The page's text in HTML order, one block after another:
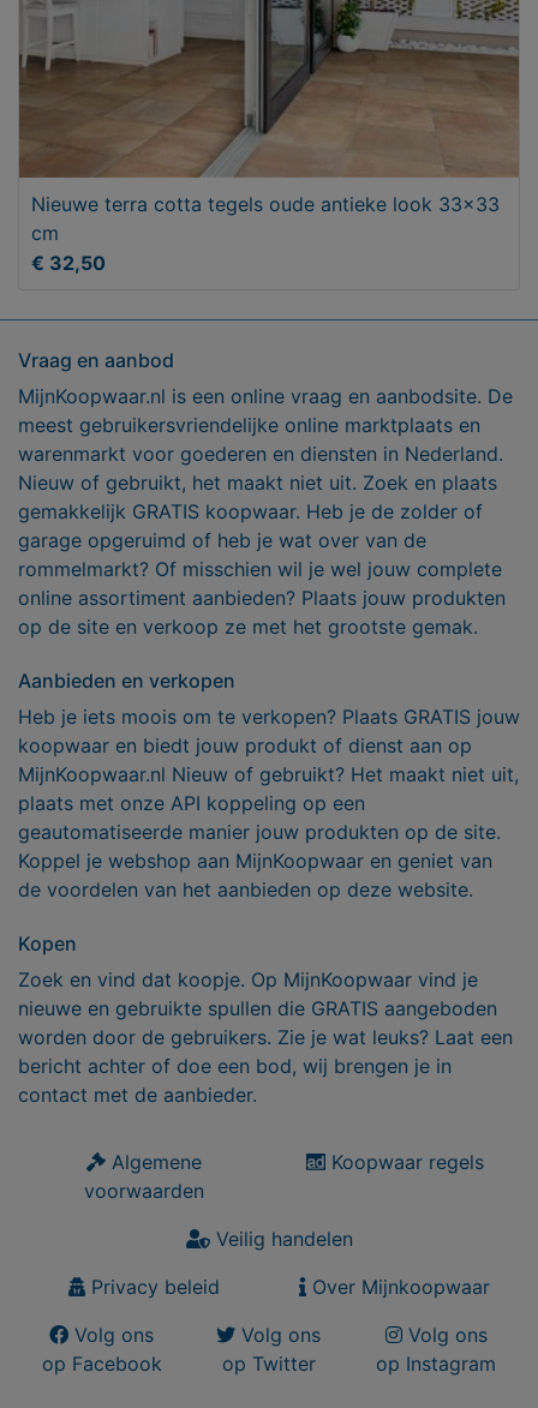
Nieuwe terra cotta tegels oude antieke look 33x33
cm
€ 32,50
Vraag en aanbod
MijnKoopwaar.nl is een online vraag en aanbodsite. De
meest gebruikersvriendelijke online marktplaats en
warenmarkt voor goederen en diensten in Nederland.
Nieuw of gebruikt, het maakt niet uit. Zoek en plaats
gemakkelijk GRATIS koopwaar. Heb je de zolder of
garage opgeruimd of heb je wat over van de
rommelmarkt? Of misschien wil je wel jouw complete
online assortiment aanbieden? Plaats jouw produkten
op de site en verkoop ze met het grootste gemak.
Aanbieden en verkopen
Heb je iets moois om te verkopen? Plaats GRATIS jouw
koopwaar en biedt jouw produkt of dienst aan op
MijnKoopwaar.nl Nieuw of gebruikt? Het maakt niet uit,
plaats met onze API koppeling op een
geautomatiseerde manier jouw produkten op de site.
Koppel je webshop aan MijnKoopwaar en geniet van
de voordelen van het aanbieden op deze website.
Kopen
Zoek en vind dat koopje. Op MijnKoopwaar vind je
nieuwe en gebruikte spullen die GRATIS aangeboden
worden door de gebruikers. Zie je wat leuks? Laat een
bericht achter of doe een bod, wij brengen je in
contact met de aanbieder.
Algemene
voorwaarden
Koopwaar regels
Veilig handelen
Privacy beleid
Over Mijnkoopwaar
Volg ons
op Facebook
Volg ons
op Twitter
Volg ons
op Instagram